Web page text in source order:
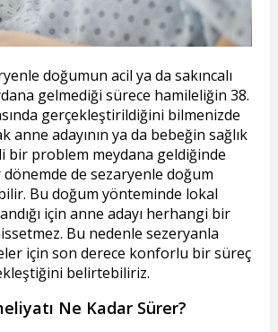
doğumun acil ya da sakıncalı
gelmediği sürece hamileliğin 38.
gerçekleştirildiğini bilmenizde
anne adayının ya da bebeğin sağlık
bir problem meydana geldiğinde
de sezaryenle doğum
Bu doğum yönteminde lokal
için anne adayı herhangi bir
Bu nedenle sezeryanla
için son derece konforlu bir süreç
belirtebiliriz.
Ne Kadar Sürer?